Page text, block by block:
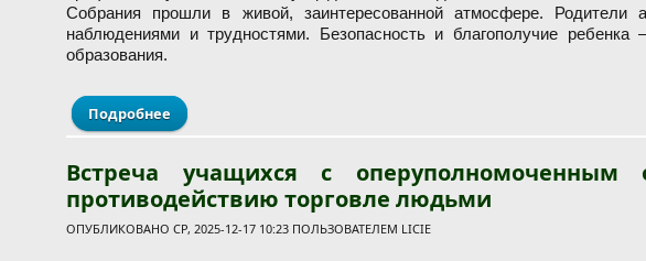
Собрания прошли в живой, заинтересованной атмосфере. Родители
наблюдениями и трудностями. Безопасность и благополучие
образования.
Подробнее о Родительское собрание: безопасность и благополучие
Встреча учащихся с
противодействию торговле людьми
ОПУБЛИКОВАНО СР, 2025-12-17 10:23 ПОЛЬЗОВАТЕЛЕМ LICIE